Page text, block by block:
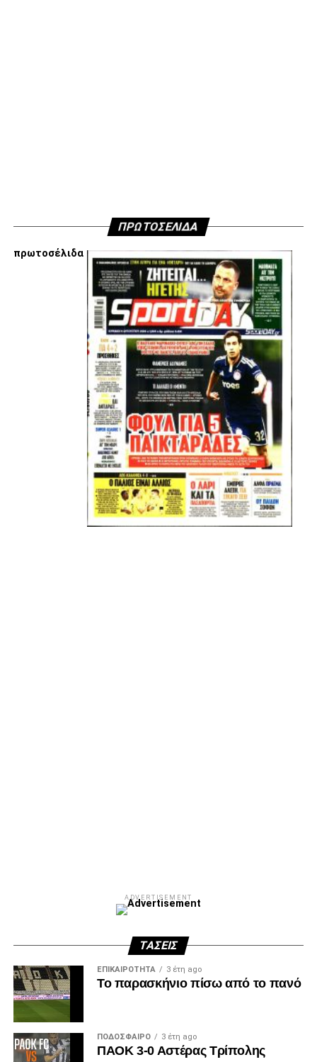
Εμείς είμαστε μόνο Π.Α.Ο.Κ.
Μόνο τα 4 γράμματα έχουν σημασία για εμάς και
ΚΑΝΕΝΑΣ δεν είναι πάνω απο αυτά τα ιερά γράμματα.
ADVERTISEMENT
ΑΜΠΑΛΑΕΑ, ΜΑΚΕΔΟΝΕΣ, ΤΟΥΜΠΑ, #031#
ΠΡΩΤΟΣΕΛΙΔΑ
πρωτοσέλιδα
ADVERTISEMENT
ΤΆΣΕΙΣ
ΕΠΙΚΑΙΡΌΤΗΤΑ 3 έτη ago
Το παρασκήνιο πίσω από το πανό
ΠΟΔΌΣΦΑΙΡΟ 3 έτη ago
ΠΑΟΚ 3-0 Αστέρας Τρίπολης